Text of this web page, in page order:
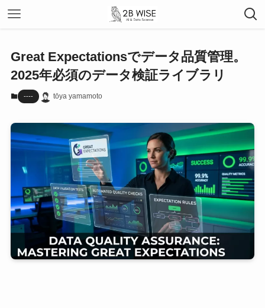
Great Expectationsでデータ品質管理。
2025年必須のデータ検証ライブラリ
---- tōya yamamoto